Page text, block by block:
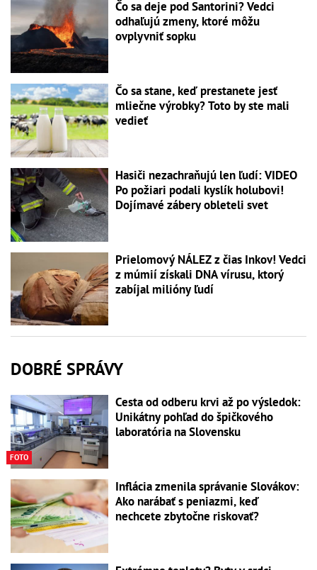
Čo sa deje pod Santorini? Vedci
odhaľujú zmeny, ktoré môžu
ovplyvniť sopku
Čo sa stane, keď prestanete jesť
mliečne výrobky? Toto by ste mali
vedieť
Hasiči nezachraňujú len ľudí: VIDEO
Po požiari podali kyslík holubovi!
Dojímavé zábery obleteli svet
Prielomový NÁLEZ z čias Inkov! Vedci
z múmií získali DNA vírusu, ktorý
zabíjal milióny ľudí
DOBRÉ SPRÁVY
FOTO
Cesta od odberu krvi až po výsledok:
Unikátny pohľad do špičkového
laboratória na Slovensku
Inflácia zmenila správanie Slovákov:
Ako narábať s peniazmi, keď
nechcete zbytočne riskovať?